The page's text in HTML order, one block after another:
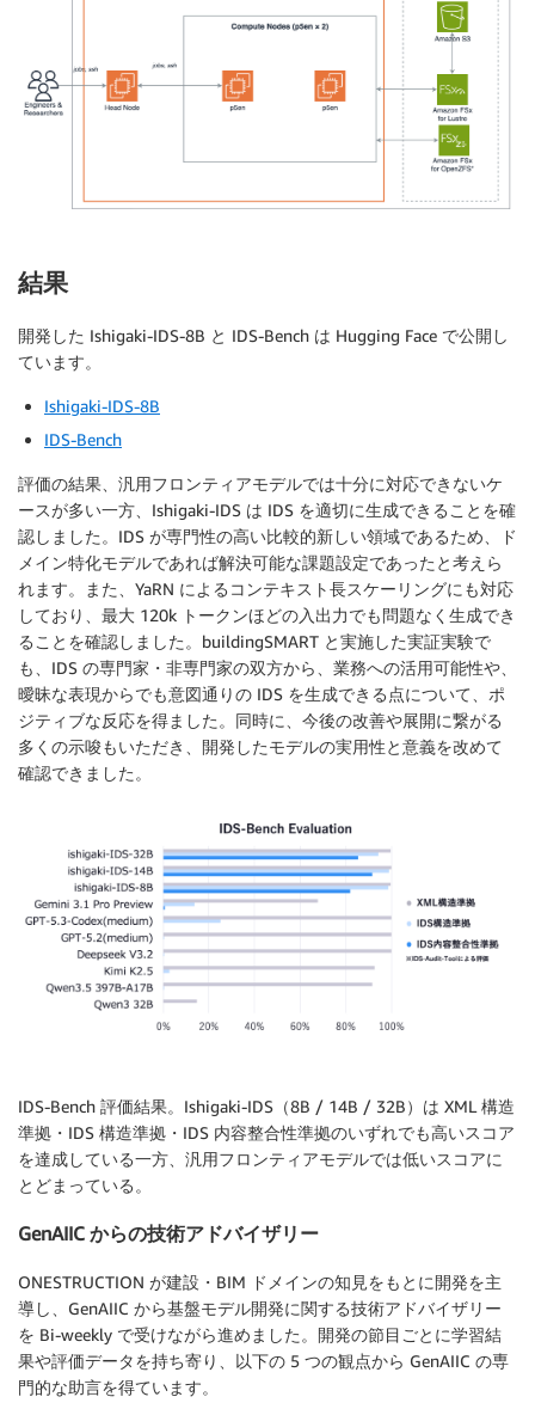
結果
開発した Ishigaki-IDS-8B と IDS-Bench は Hugging Face で公開し
ています。
Ishigaki-IDS-8B
IDS-Bench
評価の結果、汎用フロンティアモデルでは十分に対応できないケ
ースが多い一方、Ishigaki-IDS は IDS を適切に生成できることを確
認しました。IDS が専門性の高い比較的新しい領域であるため、ド
メイン特化モデルであれば解決可能な課題設定であったと考えら
れます。また、YaRN によるコンテキスト長スケーリングにも対応
しており、最大 120k トークンほどの入出力でも問題なく生成でき
ることを確認しました。buildingSMART と実施した実証実験で
も、IDS の専門家・非専門家の双方から、業務への活用可能性や、
曖昧な表現からでも意図通りの IDS を生成できる点について、ポ
ジティブな反応を得ました。同時に、今後の改善や展開に繋がる
多くの示唆もいただき、開発したモデルの実用性と意義を改めて
確認できました。
IDS-Bench 評価結果。Ishigaki-IDS（8B / 14B / 32B）は XML 構造
準拠・IDS 構造準拠・IDS 内容整合性準拠のいずれでも高いスコア
を達成している一方、汎用フロンティアモデルでは低いスコアに
とどまっている。
GenAIIC からの技術アドバイザリー
ONESTRUCTION が建設・BIM ドメインの知見をもとに開発を主
導し、GenAIIC から基盤モデル開発に関する技術アドバイザリー
を Bi-weekly で受けながら進めました。開発の節目ごとに学習結
果や評価データを持ち寄り、以下の 5 つの観点から GenAIIC の専
門的な助言を得ています。